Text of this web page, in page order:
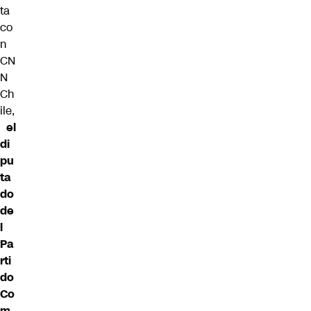
ta
co
n
CN
N
Ch
ile,
el
di
pu
ta
do
de
l
Pa
rti
do
Co